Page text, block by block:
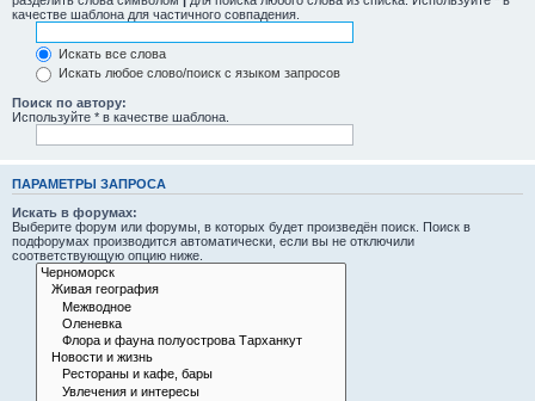
качестве шаблона для частичного совпадения.
Искать все слова
Искать любое слово/поиск с языком запросов
Поиск по автору:
Используйте * в качестве шаблона.
ПАРАМЕТРЫ ЗАПРОСА
Искать в форумах:
Выберите форум или форумы, в которых будет произведён поиск. Поиск в
подфорумах производится автоматически, если вы не отключили
соответствующую опцию ниже.